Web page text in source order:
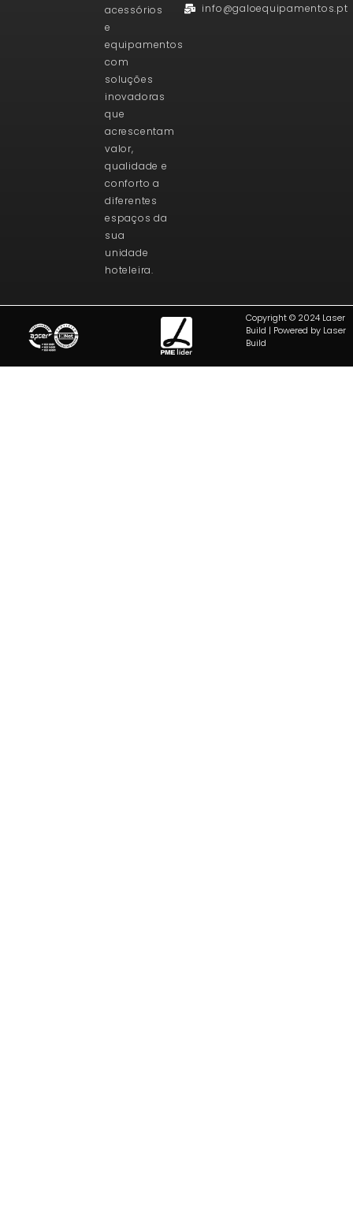
acessórios
e
equipamentos
com
soluções
inovadoras
que
acrescentam
valor,
qualidade e
conforto a
diferentes
espaços da
sua
unidade
hoteleira.
info@galoequipamentos.pt
Copyright © 2024 Laser
Build | Powered by Laser
Build